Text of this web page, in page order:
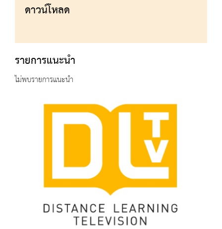
ดาวน์โหลด
รายการแนะนำ
ไม่พบรายการแนะนำ